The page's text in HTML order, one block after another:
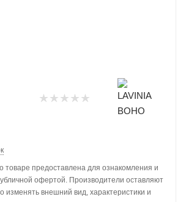
товаре предоставлена для ознакомления и
офертой. Производители оставляют
изменять внешний вид, характеристики и